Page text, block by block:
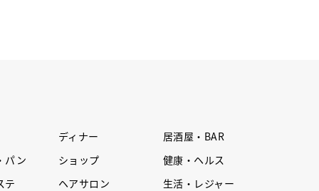
ディナー
居酒屋・BAR
パン
ショップ
健康・ヘルス
テ
ヘアサロン 生活・レジャー